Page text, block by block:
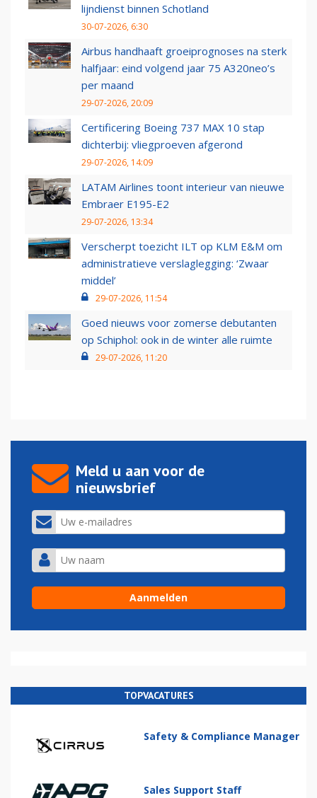
lijndienst binnen Schotland
30-07-2026, 6:30
Airbus handhaaft groeiprognoses na sterk
halfjaar: eind volgend jaar 75 A320neo’s
per maand
29-07-2026, 20:09
Certificering Boeing 737 MAX 10 stap
dichterbij: vliegproeven afgerond
29-07-2026, 14:09
LATAM Airlines toont interieur van nieuwe
Embraer E195-E2
29-07-2026, 13:34
Verscherpt toezicht ILT op KLM E&M om
administratieve verslaglegging: ‘Zwaar
middel’
29-07-2026, 11:54
Goed nieuws voor zomerse debutanten
op Schiphol: ook in de winter alle ruimte
29-07-2026, 11:20
Meld u aan voor de
nieuwsbrief
TOPVACATURES
Safety & Compliance Manager
Sales Support Staff